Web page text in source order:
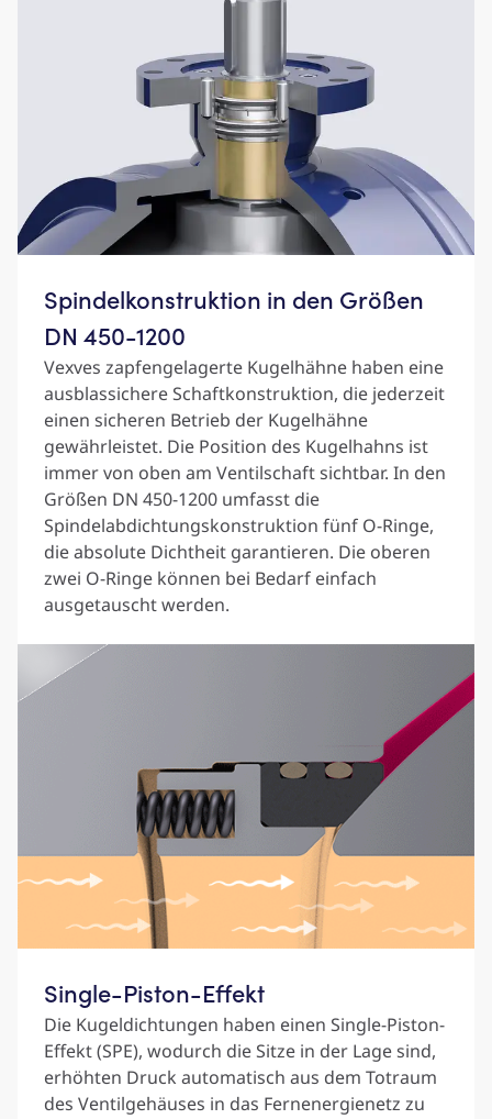
Spindelkonstruktion in den Größen
DN 450-1200
Vexves zapfengelagerte Kugelhähne haben eine
ausblassichere Schaftkonstruktion, die jederzeit
einen sicheren Betrieb der Kugelhähne
gewährleistet. Die Position des Kugelhahns ist
immer von oben am Ventilschaft sichtbar. In den
Größen DN 450-1200 umfasst die
Spindelabdichtungskonstruktion fünf O-Ringe,
die absolute Dichtheit garantieren. Die oberen
zwei O-Ringe können bei Bedarf einfach
ausgetauscht werden.
Single-Piston-Effekt
Die Kugeldichtungen haben einen Single-Piston-
Effekt (SPE), wodurch die Sitze in der Lage sind,
erhöhten Druck automatisch aus dem Totraum
des Ventilgehäuses in das Fernenergienetz zu